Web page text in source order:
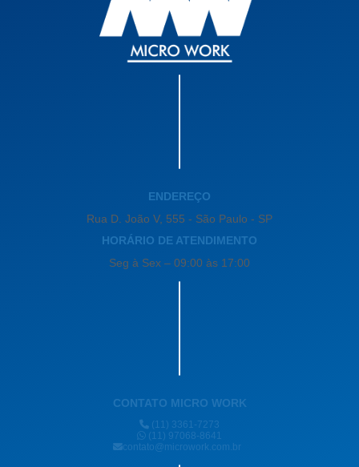
ENDEREÇO
Rua D. João V, 555 - São Paulo - SP
HORÁRIO DE ATENDIMENTO
Seg à Sex – 09:00 às 17:00
CONTATO MICRO WORK
(11) 3361-7273
(11) 97068-8641
contato@microwork.com.br